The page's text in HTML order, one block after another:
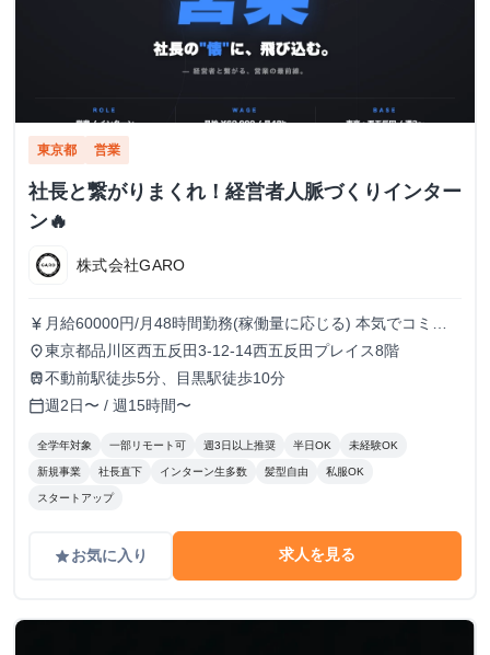
東京都 営業
社長と繋がりまくれ！経営者人脈づくりインター
ン🔥
株式会社GARO
currency_yen 月給60000円/月48時間勤務(稼働量に応じる) 本気でコミッ
トすれば、学生でも圧倒的な実績と報酬を得られる環境で
す！
place東京都品川区西五反田3-12-14西五反田プレイス8階
train不動前駅徒歩5分、目黒駅徒歩10分
calendar_today週2日〜 / 週15時間〜
全学年対象 一部リモート可 週3日以上推奨 半日OK 未経験OK
新規事業 社長直下 インターン生多数 髪型自由 私服OK
スタートアップ
gradeお気に入り 求人を見る